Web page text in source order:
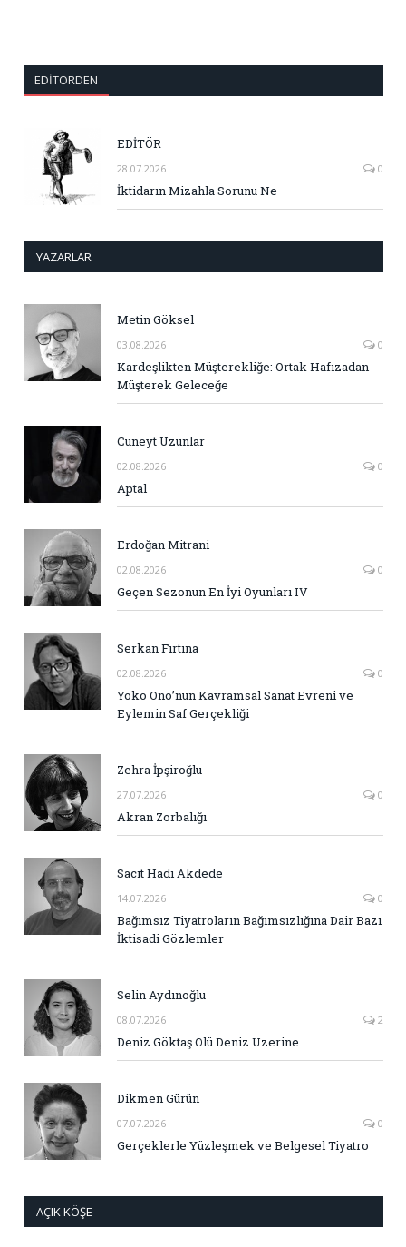
EDITÖRDEN
EDİTÖR
28.07.2026 0
İktidarın Mizahla Sorunu Ne
YAZARLAR
Metin Göksel
03.08.2026 0
Kardeşlikten Müşterekliğe: Ortak Hafızadan
Müşterek Geleceğe
Cüneyt Uzunlar
02.08.2026 0
Aptal
Erdoğan Mitrani
02.08.2026 0
Geçen Sezonun En İyi Oyunları IV
Serkan Fırtına
02.08.2026 0
Yoko Ono’nun Kavramsal Sanat Evreni ve
Eylemin Saf Gerçekliği
Zehra İpşiroğlu
27.07.2026 0
Akran Zorbalığı
Sacit Hadi Akdede
14.07.2026 0
Bağımsız Tiyatroların Bağımsızlığına Dair Bazı
İktisadi Gözlemler
Selin Aydınoğlu
08.07.2026 2
Deniz Göktaş Ölü Deniz Üzerine
Dikmen Gürün
07.07.2026 0
Gerçeklerle Yüzleşmek ve Belgesel Tiyatro
AÇIK KÖŞE